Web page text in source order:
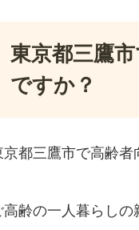
東京都三鷹
ですか？
京都三鷹市で高齢者
高齢の一人暮らし